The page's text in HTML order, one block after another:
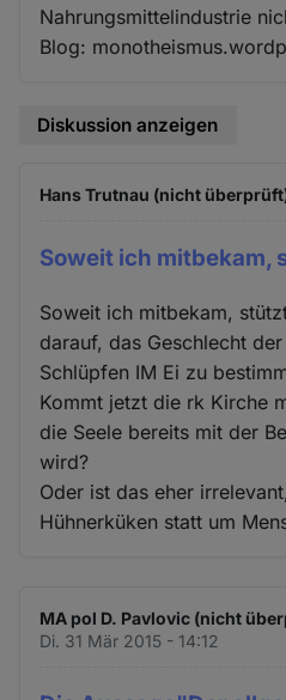
Nahrungsmittelindustrie
Blog:
Diskussion anzeigen
Hans Trutnau (nicht
Soweit ich mitbekam,
Soweit ich mitbekam,
darauf, das Geschlecht der
Schlüpfen IM Ei zu
Kommt jetzt die rk Kirche
die Seele bereits mit der
wird?
Oder ist das eher
Hühnerküken statt um
MA pol D. Pavlovic (nicht
Di. 31 Mär 2015 - 14:12